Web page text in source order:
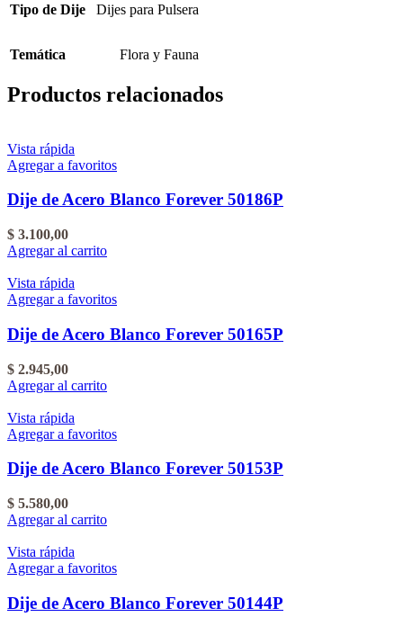
Tipo de Dije Dijes para Pulsera
Temática Flora y Fauna
Productos relacionados
Vista rápida
Agregar a favoritos
Dije de Acero Blanco Forever 50186P
$ 3.100,00
Agregar al carrito
Vista rápida
Agregar a favoritos
Dije de Acero Blanco Forever 50165P
$ 2.945,00
Agregar al carrito
Vista rápida
Agregar a favoritos
Dije de Acero Blanco Forever 50153P
$ 5.580,00
Agregar al carrito
Vista rápida
Agregar a favoritos
Dije de Acero Blanco Forever 50144P